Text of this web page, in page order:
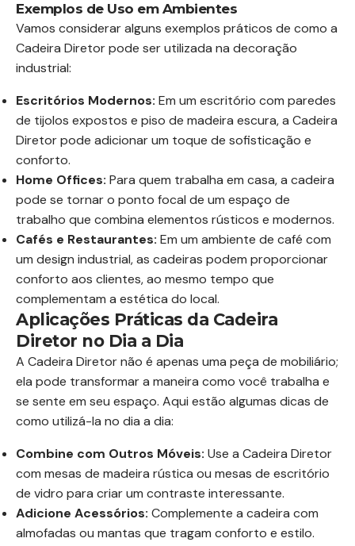
Exemplos de Uso em Ambientes
Vamos considerar alguns exemplos práticos de como a
Cadeira Diretor pode ser utilizada na decoração
industrial:
Escritórios Modernos: Em um escritório com paredes
de tijolos expostos e piso de madeira escura, a Cadeira
Diretor pode adicionar um toque de sofisticação e
conforto.
Home Offices: Para quem trabalha em casa, a cadeira
pode se tornar o ponto focal de um espaço de
trabalho que combina elementos rústicos e modernos.
Cafés e Restaurantes: Em um ambiente de café com
um design industrial, as cadeiras podem proporcionar
conforto aos clientes, ao mesmo tempo que
complementam a estética do local.
Aplicações Práticas da Cadeira
Diretor no Dia a Dia
A Cadeira Diretor não é apenas uma peça de mobiliário;
ela pode transformar a maneira como você trabalha e
se sente em seu espaço. Aqui estão algumas dicas de
como utilizá-la no dia a dia:
Combine com Outros Móveis: Use a Cadeira Diretor
com mesas de madeira rústica ou mesas de escritório
de vidro para criar um contraste interessante.
Adicione Acessórios: Complemente a cadeira com
almofadas ou mantas que tragam conforto e estilo.